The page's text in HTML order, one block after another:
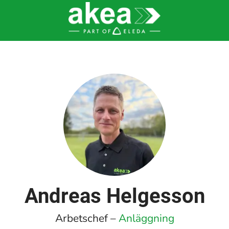
Andreas Helgesson
Arbetschef –Anläggning